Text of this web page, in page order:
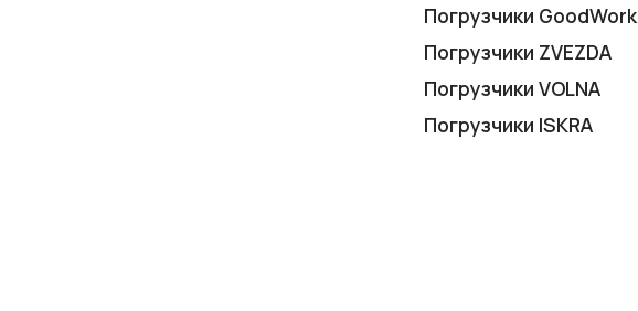
Погрузчики GoodWork
Погрузчики ZVEZDA
Погрузчики VOLNA
Погрузчики ISKRA